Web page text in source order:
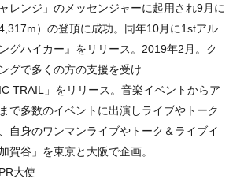
レンジ」のメッセンジャーに起用され9月に
）の登頂に成功。同年10月に1stアル
グハイカー』をリリース。2019年2月。ク
グで多くの方の支援を受け
TRAIL」をリリース。音楽イベントからア
で多数のイベントに出演しライブやトーク
自身のワンマンライブやトーク＆ライブイ
賀谷」を東京と大阪で企画。
大使